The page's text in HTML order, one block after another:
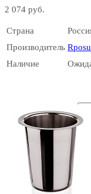
2 074 руб.
Страна
Производитель
Наличие